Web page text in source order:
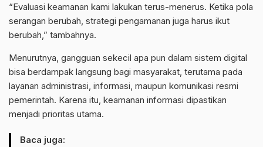
‎“Evaluasi keamanan kami lakukan terus-menerus. Ketika pola
serangan berubah, strategi pengamanan juga harus ikut
berubah,” tambahnya.
‎Menurutnya, gangguan sekecil apa pun dalam sistem digital
bisa berdampak langsung bagi masyarakat, terutama pada
layanan administrasi, informasi, maupun komunikasi resmi
pemerintah. Karena itu, keamanan informasi dipastikan
menjadi prioritas utama.
Baca juga: